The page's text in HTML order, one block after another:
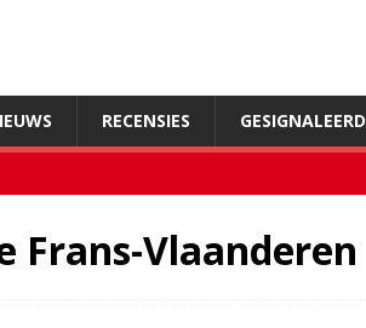
RECENSIES GESIGNALEERD
Frans-Vlaanderen